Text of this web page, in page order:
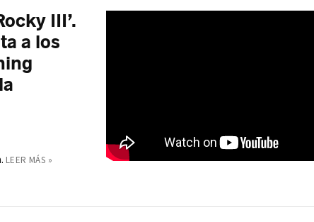
III’.
a los
LEER MÁS »